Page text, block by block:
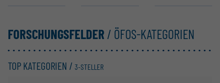
FORSCHUNGSFELDER / ÖFOS-KATEGORIEN
TOP KATEGORIEN / 3-STELLER